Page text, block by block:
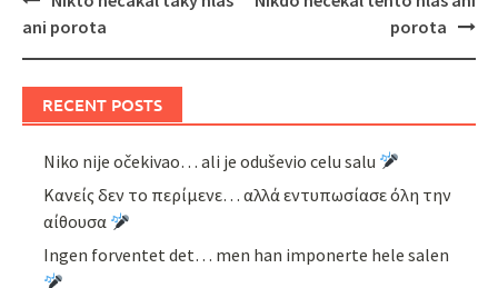
navigation
ani porota
porota
RECENT POSTS
Niko nije očekivao… ali je oduševio celu salu
Κανείς δεν το περίμενε… αλλά εντυπωσίασε όλη την
αίθουσα
Ingen forventet det… men han imponerte hele salen